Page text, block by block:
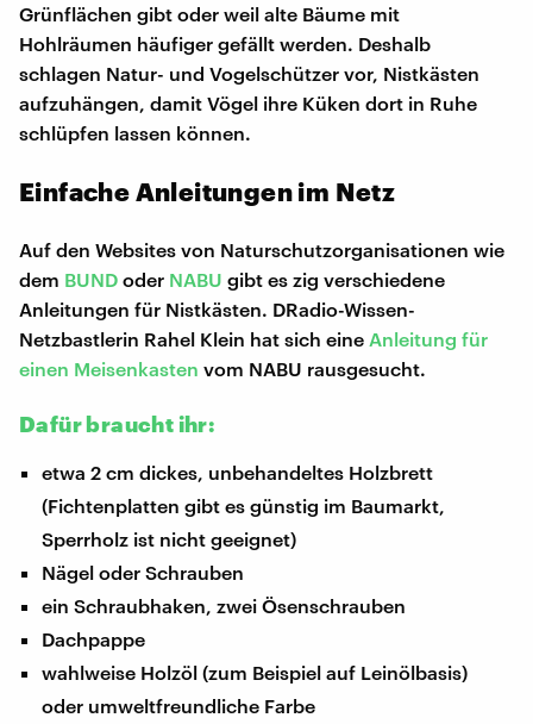
Grünflächen gibt oder weil alte Bäume mit
Hohlräumen häufiger gefällt werden. Deshalb
schlagen Natur- und Vogelschützer vor, Nistkästen
aufzuhängen, damit Vögel ihre Küken dort in Ruhe
schlüpfen lassen können.
Einfache Anleitungen im Netz
Auf den Websites von Naturschutzorganisationen wie
dem BUND oder NABU gibt es zig verschiedene
Anleitungen für Nistkästen. DRadio-Wissen-
Netzbastlerin Rahel Klein hat sich eine Anleitung für
einen Meisenkasten vom NABU rausgesucht.
Dafür braucht ihr:
etwa 2 cm dickes, unbehandeltes Holzbrett
(Fichtenplatten gibt es günstig im Baumarkt,
Sperrholz ist nicht geeignet)
Nägel oder Schrauben
ein Schraubhaken, zwei Ösenschrauben
Dachpappe
wahlweise Holzöl (zum Beispiel auf Leinölbasis)
oder umweltfreundliche Farbe